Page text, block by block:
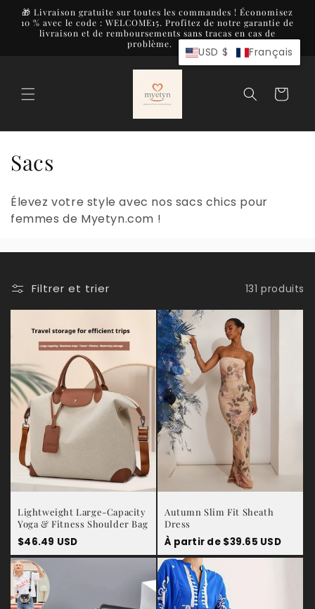
passer
au
contenu
🎁 Livraison gratuite sur toutes les commandes ! Économisez
10 % avec le code : WELCOME15. Profitez de notre garantie de
livraison et de remboursements sans tracas en cas de
problème.
Panier
C
o
l
c
o
n
Sacs
Élevez votre style avec nos sacs chics pour
femmes de Myetyn.com !
Filtrer et trier 131 produits
Lightweight Large-Capacity
Yoga & Fitness Shoulder Bag
Prix
habituel
$46.49 USD
Autumn Slim Fit Sheath
Dress
Prix
habituel
À partir de $39.65 USD
USD $ Français